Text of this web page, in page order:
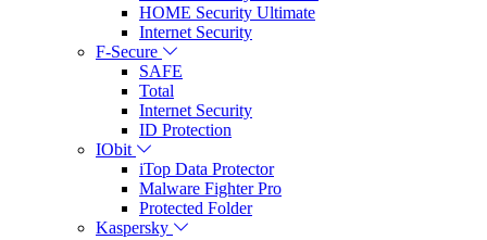
HOME Security Ultimate
Internet Security
F-Secure
SAFE
Total
Internet Security
ID Protection
IObit
iTop Data Protector
Malware Fighter Pro
Protected Folder
Kaspersky